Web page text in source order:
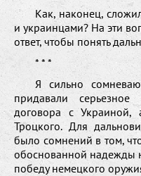
Как, наконец,
и украинцами? На эти
ответ, чтобы понять
* * *
Я сильно
придавали серьезное
договора с
Троцкого. Для
было сомнений в том,
обоснованной надежды
победу немецкого